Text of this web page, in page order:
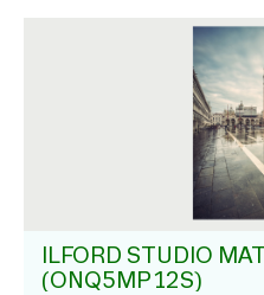
ILFORD STUDIO
(ONQ5MP12S)